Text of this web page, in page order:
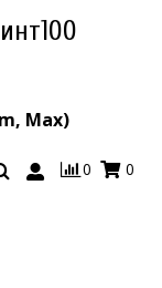
Max)
0 0